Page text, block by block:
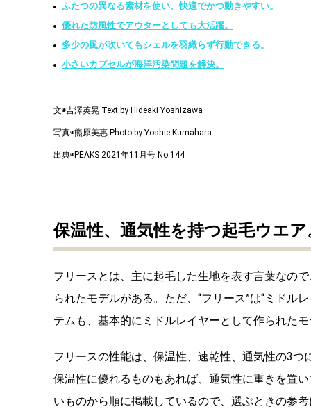
ふたつの異なる素材を使い、快適でかつ動きやすい。
優れた防風性でアウターとしても大活躍。
多少の風が吹いてもシェルを羽織らず行動できる。
小さいカプセルが海洋汚染問題を解決。
文◉吉澤英晃 Text by Hideaki Yoshizawa
写真◉熊原美惠 Photo by Yoshie Kumahara
出典◉PEAKS 2021年11月号 No.144
保温性、通気性を持つ起毛ウエ
フリースとは、主に起毛した生地を表す言葉なの
られたモデルがある。ただ、“フリース”は“ミドル
テムも、基本的にミドルレイヤーとして作られたモ
フリースの性能は、保温性、速乾性、通気性の3つ
保温性に優れるものもあれば、通気性に重きを置
いものから順に掲載しているので、選ぶときの参考